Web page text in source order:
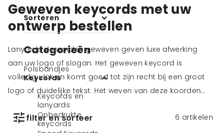
Sorteren
Categorieën
Polsbandjes
Keycords
Keycords en
lanyards
Onbedrukte
keycords
Geweven keycords met uw
ontwerp bestellen
Lanyards de worden geweven geven luxe afwerking
aan uw logo of slogan. Het geweven keycord is
volledig vlak en komt goed tot zijn recht bij een groot
logo of duidelijke tekst. Het weven van deze koorden
geeft een andere uitstraling dan de standaard
bewerkte keycords en zijn van een hele hoge kwaliteit.
filter en sorteer 6 artikelen